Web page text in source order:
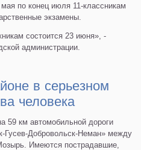
по конец июля 11-классникам
экзамены.
состоится 23 июня», -
администрации.
в серьезном
человека
59 км автомобильной дороги
Гусев-Добровольск-Неман» между
Имеются пострадавшие,